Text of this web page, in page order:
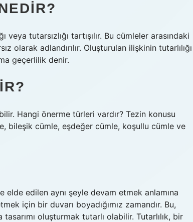
tutarsızlığı tartışılır. Bu cümleler arasındaki
olarak adlandırılır. Oluşturulan ilişkinin tutarlılığı
geçerlilik denir.
Hangi önerme türleri vardır? Tezin konusu
bileşik cümle, eşdeğer cümle, koşullu cümle ve
edilen aynı şeyle devam etmek anlamına
için bir duvarı boyadığımız zamandır. Bu,
oluşturmak tutarlı olabilir. Tutarlılık, bir